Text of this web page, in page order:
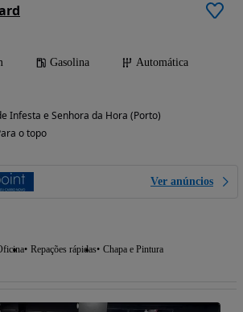
Gasolina
Automática
Infesta e Senhora da Hora (Porto)
o topo
Ver anúncios
Repações rápidas Chapa e Pintura